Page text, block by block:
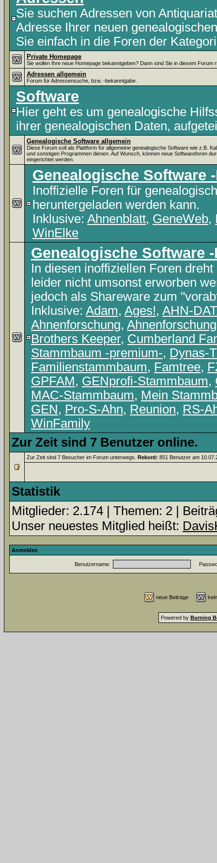
Sie suchen Adressen von
Adresse Ihrer neuen
Sie einfach in die Foren der
Private Homepage
Sie wollen Ihre neue Homepage bekanntgeben? Dann sind Sie in diesem Forum
Adressen allgemein
Forum für Adressensuche, bzw. -bekanntgabe.
Software
Hier geht es um genealogische
ihrer genealogischen Daten,
Genealogische Software allgemein
Diese Forum soll als Plattform für allgemeine genealogische Software wie z.B.
und sonstigen Programmen dienen. Auf Wunsch, können neue Softwareforen
eingerichtet werden.
Genealogische Software -
Inoffizielle Foren für
heruntergeladen werden kann.
Inklusive: Ahnenblatt, GeneWeb,
WinElke
Genealogische Software -
In diesen inoffiziellen Foren
leider nicht umsonst erworben
jedoch als Shareware zum
Inklusive: Adam, Ages!, AHN-
Ahnenforschung,
Brothers Keeper, Cumberland
Stammbaum -premium-, Dynas-
Familienstammbaum, Famtree,
GPFAM, GENprofi-Stammbaum,
MAC-Stammbaum, Mein
GEN, Pro-S-Ahn, Reunion, RS-
WinFamily
Zur Zeit sind 7 Benutzer online.
Zur Zeit sind 7 Besucher im Forum unterwegs. Rekord: 851 Benutzer am
Statistik
Mitglieder: 2.174 | Themen: 2 |
Unser neuestes Mitglied heißt:
Anmelden
Benutzername:
neue Beiträge
Powered by Burning